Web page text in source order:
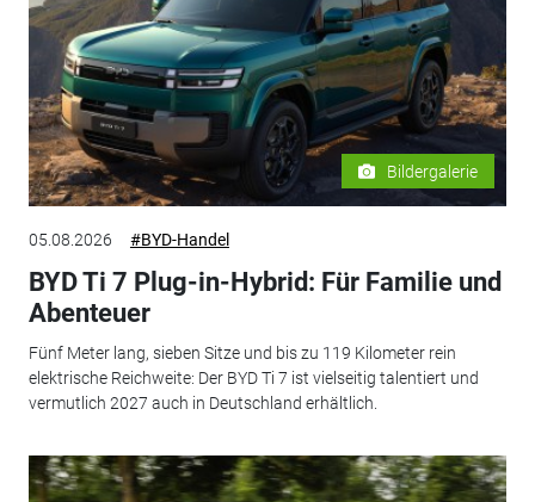
Bildergalerie
05.08.2026 #BYD-Handel
BYD Ti 7 Plug-in-Hybrid: Für Familie und
Abenteuer
Fünf Meter lang, sieben Sitze und bis zu 119 Kilometer rein
elektrische Reichweite: Der BYD Ti 7 ist vielseitig talentiert und
vermutlich 2027 auch in Deutschland erhältlich.